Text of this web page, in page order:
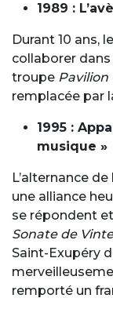
1989 :
Durant 10 ans,
collaborer
troupe Pavilion
remplacée par
1995 :
musique »
L’alternance
une alliance
se répondent
Sonate de
Saint-Exupéry
remporté un